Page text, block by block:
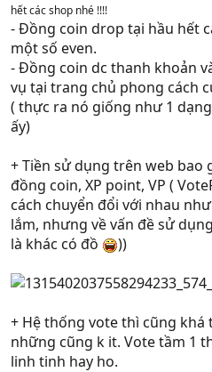
hết các shop nhé !!!!
- Đồng coin drop tại hầu hết
một số even.
- Đồng coin dc thanh khoản
vụ tại trang chủ phong cách
( thực ra nó giống như 1
ấy)
+ Tiền sử dụng trên web bao
đồng coin, XP point, VP (
cách chuyển đổi với nhau
lắm, nhưng về vấn đề sử
là khác có đồ
))
+ Hệ thống vote thì cũng
những cũng k it. Vote tầm 1
linh tinh hay ho.